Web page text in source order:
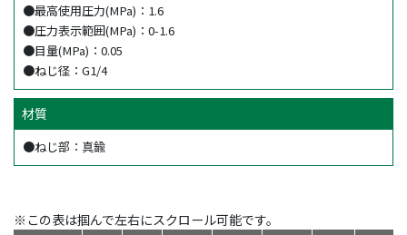
●最高使用圧力(MPa)：1.6
●圧力表示範囲(MPa)：0-1.6
●目量(MPa)：0.05
●ねじ径：G1/4
材質
●ねじ部：真鍮
※この表は掴んで左右にスクロール可能です。